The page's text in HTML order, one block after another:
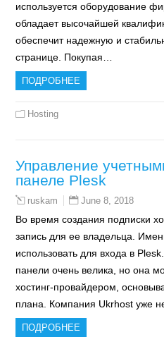
используется оборудование
обладает высочайшей
обеспечит надежную и
странице. Покупая…
ПОДРОБНЕЕ
Hosting
Управление
панеле Plesk
ruskam June 8, 2018
Во время создания подписки
запись для ее владельца.
использовать для входа в
панели очень велика, но она
хостинг-провайдером,
плана. Компания Ukrhost уже
ПОДРОБНЕЕ